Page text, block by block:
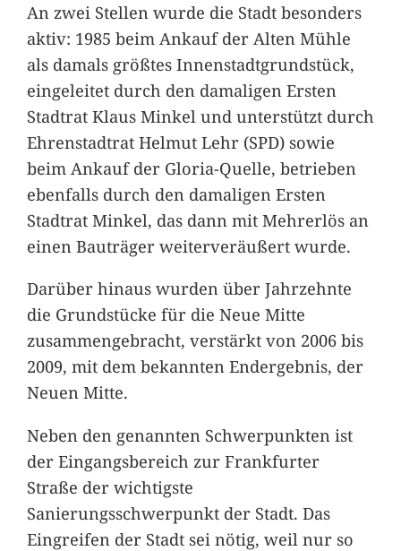
An zwei Stellen wurde die Stadt besonders
aktiv: 1985 beim Ankauf der Alten Mühle
als damals größtes Innenstadtgrundstück,
eingeleitet durch den damaligen Ersten
Stadtrat Klaus Minkel und unterstützt durch
Ehrenstadtrat Helmut Lehr (SPD) sowie
beim Ankauf der Gloria-Quelle, betrieben
ebenfalls durch den damaligen Ersten
Stadtrat Minkel, das dann mit Mehrerlös an
einen Bauträger weiterveräußert wurde.
Darüber hinaus wurden über Jahrzehnte
die Grundstücke für die Neue Mitte
zusammengebracht, verstärkt von 2006 bis
2009, mit dem bekannten Endergebnis, der
Neuen Mitte.
Neben den genannten Schwerpunkten ist
der Eingangsbereich zur Frankfurter
Straße der wichtigste
Sanierungsschwerpunkt der Stadt. Das
Eingreifen der Stadt sei nötig, weil nur so